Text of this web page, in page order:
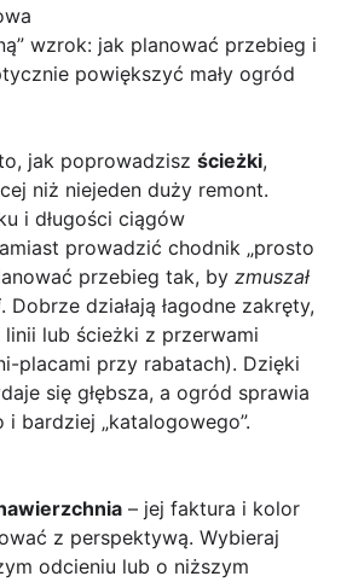
wzrok: jak planować przebieg i
powiększyć mały ogród
jak poprowadzisz ścieżki,
niż niejeden duży remont.
i długości ciągów
prowadzić chodnik „prosto
przebieg tak, by zmuszał
. Dobrze działają łagodne zakręty,
linii lub ścieżki z przerwami
placami przy rabatach). Dzięki
się głębsza, a ogród sprawia
bardziej „katalogowego”.
– jej faktura i kolor
z perspektywą. Wybieraj
odcieniu lub o niższym